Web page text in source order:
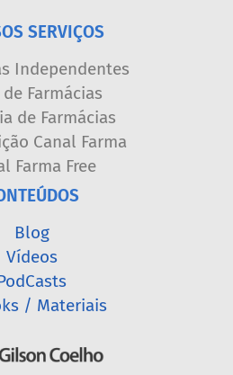
SERVIÇOS
Independentes
de Farmácias
de Farmácias
Canal Farma
Farma Free
Blog
Vídeos
/ Materiais